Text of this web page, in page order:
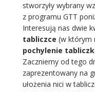
stworzyły wybrany
z programu GTT
Interesują nas dwie
tabliczce (w którym
pochylenie
Zaczniemy od tego
zaprezentowany na
ułożenia nici w